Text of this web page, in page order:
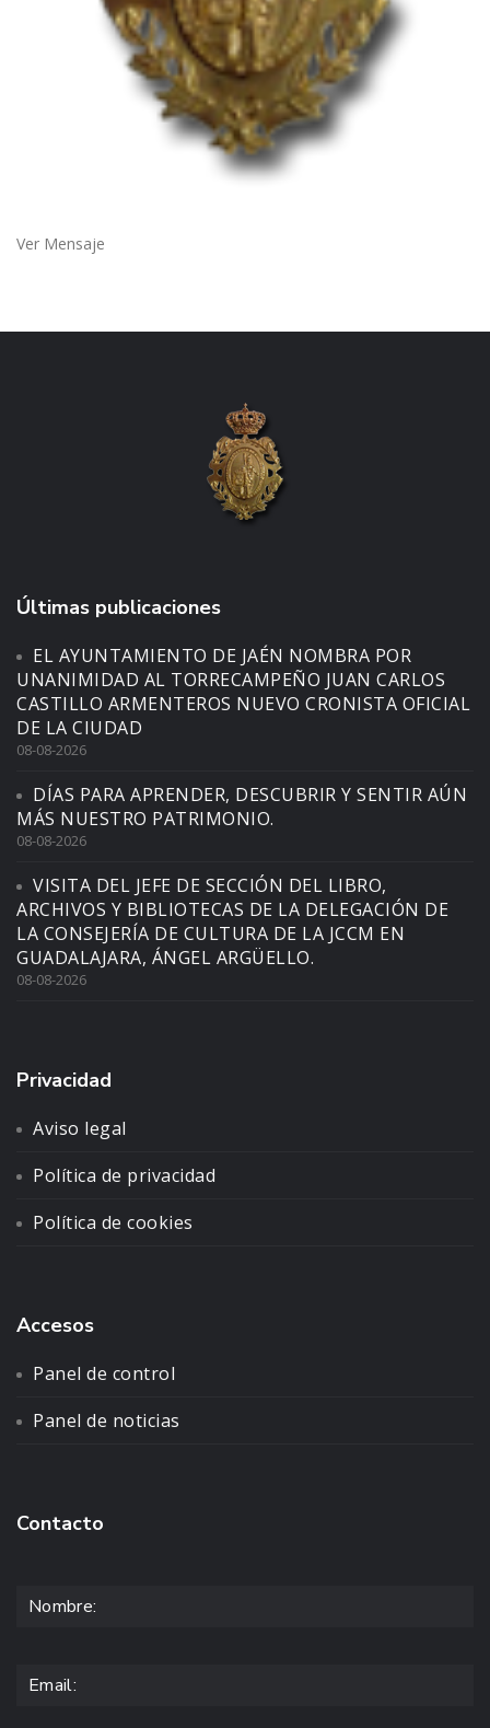
Ver Mensaje
Últimas publicaciones
EL AYUNTAMIENTO DE JAÉN NOMBRA POR
UNANIMIDAD AL TORRECAMPEÑO JUAN CARLOS
CASTILLO ARMENTEROS NUEVO CRONISTA OFICIAL
DE LA CIUDAD
08-08-2026
DÍAS PARA APRENDER, DESCUBRIR Y SENTIR AÚN
MÁS NUESTRO PATRIMONIO.
08-08-2026
VISITA DEL JEFE DE SECCIÓN DEL LIBRO,
ARCHIVOS Y BIBLIOTECAS DE LA DELEGACIÓN DE
LA CONSEJERÍA DE CULTURA DE LA JCCM EN
GUADALAJARA, ÁNGEL ARGÜELLO.
08-08-2026
Privacidad
Aviso legal
Política de privacidad
Política de cookies
Accesos
Panel de control
Panel de noticias
Contacto